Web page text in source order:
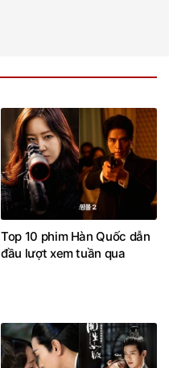
Top 10 phim Hàn Quốc dẫn
đầu lượt xem tuần qua